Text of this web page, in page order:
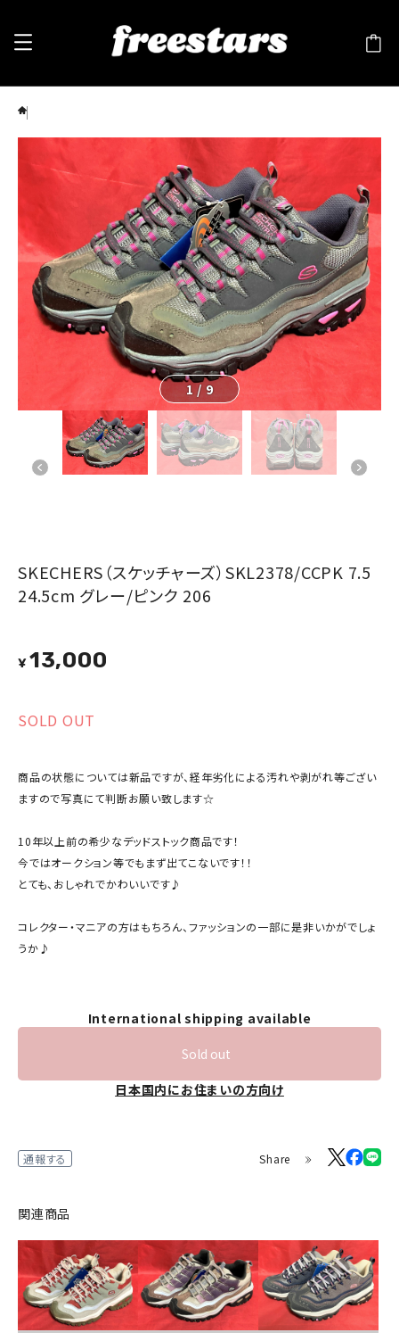
1/ 9
SKECHERS（スケッチャーズ）SKL2378/CCPK 7.5
24.5cm グレー/ピンク 206
¥13,000
SOLD OUT
商品の状態については新品ですが、経年劣化による汚れや剥がれ等ござい
ますので写真にて判断お願い致します☆
10年以上前の希少なデッドストック商品です！
今ではオークション等でもまず出てこないです！！
とても、おしゃれでかわいいです♪
コレクター・マニアの方はもちろん、ファッションの一部に是非いかがでしょ
うか♪
International shipping available
Sold out
日本国内にお住まいの方向け
通報する Share
関連商品